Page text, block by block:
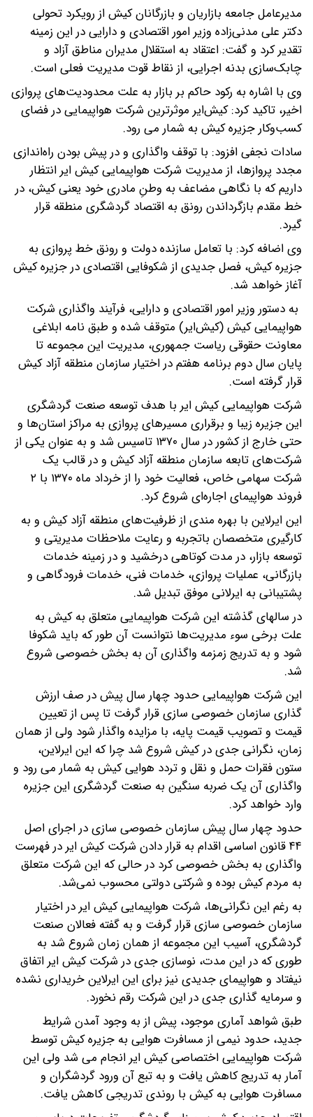
مدیرعامل جامعه بازاریان و بازرگانان کیش از رویکرد تحولی
دکتر علی مدنی‌زاده وزیر امور اقتصادی و دارایی در این زمینه
تقدیر کرد و گفت: اعتقاد به استقلال مدیران مناطق آزاد و
چابک‌سازی بدنه اجرایی، از نقاط قوت مدیریت فعلی است.
وی با اشاره به رکود حاکم بر بازار به علت محدودیت‌های پروازی
اخیر، تاکید کرد: کیش‌ایر موثرترین شرکت هواپیمایی در فضای
کسب‌وکار جزیره کیش به شمار می رود.
سادات نجفی افزود: با توقف واگذاری و در پیش بودن راه‌اندازی
مجدد پروازها، از مدیریت شرکت هواپیمایی کیش ایر انتظار
داریم که با نگاهی مضاعف به وطنِ مادری خود یعنی کیش، در
خط مقدم بازگرداندن رونق به اقتصاد گردشگری منطقه قرار
گیرد.
وی اضافه کرد: با تعامل سازنده دولت و رونق خط پروازی به
جزیره کیش، فصل جدیدی از شکوفایی اقتصادی در جزیره کیش
آغاز خواهد شد.
به دستور وزیر امور اقتصادی و دارایی، فرآیند واگذاری شرکت
هواپیمایی کیش (کیش‌ایر) متوقف شده و طبق نامه‌ ابلاغی
معاونت حقوقی ریاست جمهوری، مدیریت این مجموعه تا
پایان سال دوم برنامه هفتم در اختیار سازمان منطقه آزاد کیش
قرار گرفته است.
شرکت هواپیمایی کیش ایر با هدف توسعه صنعت گردشگری
این جزیره زیبا و برقراری مسیرهای پروازی به مراکز استان‌ها و
حتی خارج از کشور در سال ۱۳۷۰ تاسیس شد و به عنوان یکی از
شرکت‌های تابعه سازمان منطقه آزاد کیش و در قالب یک
شرکت سهامی خاص، فعالیت خود را از خرداد ماه ۱۳۷۰ با ۲
فروند هواپیمای اجاره‌ای شروع کرد.
این ایرلاین با بهره مندی از ظرفیت‌های منطقه آزاد کیش و به
کارگیری متخصصان باتجربه و رعایت ملاحظات مدیریتی و
توسعه بازار، در مدت کوتاهی درخشید و در زمینه خدمات
بازرگانی، عملیات پروازی، خدمات فنی، خدمات فرودگاهی و
پشتیبانی به ایرلانی موفق تبدیل شد.
در سالهای گذشته این شرکت هواپیمایی متعلق به کیش به
علت برخی سوء مدیریت‌ها نتوانست آن طور که باید شکوفا
شود و به تدریج زمزمه واگذاری آن به بخش خصوصی شروع
شد.
این شرکت هواپیمایی حدود چهار سال پیش در صف ارزش
گذاری سازمان خصوصی سازی قرار گرفت تا پس از تعیین
قیمت و تصویب قیمت پایه، با مزایده واگذار شود ولی از همان
زمان، نگرانی جدی در کیش شروع شد چرا که این ایرلاین،
ستون فقرات حمل و نقل و تردد هوایی کیش به شمار می رود و
واگذاری آن یک ضربه سنگین به صنعت گردشگری این جزیره
وارد خواهد کرد.
حدود چهار سال پیش سازمان خصوصی سازی در اجرای اصل
۴۴ قانون اساسی اقدام به قرار دادن شرکت کیش ایر در فهرست
واگذاری به بخش خصوصی کرد در حالی که این شرکت متعلق
به مردم کیش بوده و شرکتی دولتی محسوب نمی‌شد.
به رغم این نگرانی‌ها، شرکت هواپیمایی کیش ایر در اختیار
سازمان خصوصی سازی قرار گرفت و به گفته فعالان صنعت
گردشگری، آسیب این مجموعه از همان زمان شروع شد به
طوری که در این مدت، نوسازی جدی در شرکت کیش ایر اتفاق
نیفتاد و هواپیمای جدیدی نیز برای این ایرلاین خریداری نشده
و سرمایه گذاری جدی در این شرکت رقم نخورد.
طبق شواهد آماری موجود، پیش از به وجود آمدن شرایط
جدید، حدود نیمی از مسافرت هوایی به جزیره کیش توسط
شرکت هواپیمایی اختصاصی کیش ایر انجام می شد ولی این
آمار به تدریج کاهش یافت و به تبع آن ورود گردشگران و
مسافرت هوایی به کیش با روندی تدریجی کاهش یافت.